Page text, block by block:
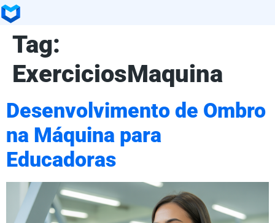
Tag:
ExerciciosMaquina
Desenvolvimento de Ombro
na Máquina para
Educadoras